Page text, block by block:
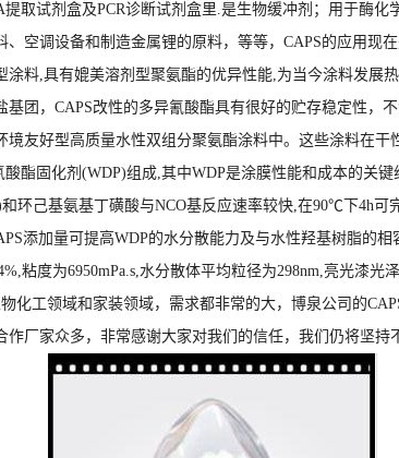
取试剂盒及PCR诊断试剂盒里.是生物缓冲剂；用于酶
空调设备和制造金属锂的原料，等等，CAPS的应用现在
料,具有媲美溶剂型聚氨酯的优异性能,为当今涂料发展
基团，CAPS改性的多异氰酸酯具有很好的贮存稳定性
友好型高质量水性双组分聚氨酯涂料中。这些涂料在干
酯固化剂(WDP)组成,其中WDP是涂膜性能和成本的关
环己基氨基丁磺酸与NCO基反应速率较快,在90℃下4h可
添加量可提高WDP的水分散能力及与水性羟基树脂的
粘度为6950mPa.s,水分散体平均粒径为298nm,亮光漆光泽
化工领域和家装领域，需求都非常的大，博泉公司的
厂家众多，非常感谢大家对我们的信任，我们仍将坚持